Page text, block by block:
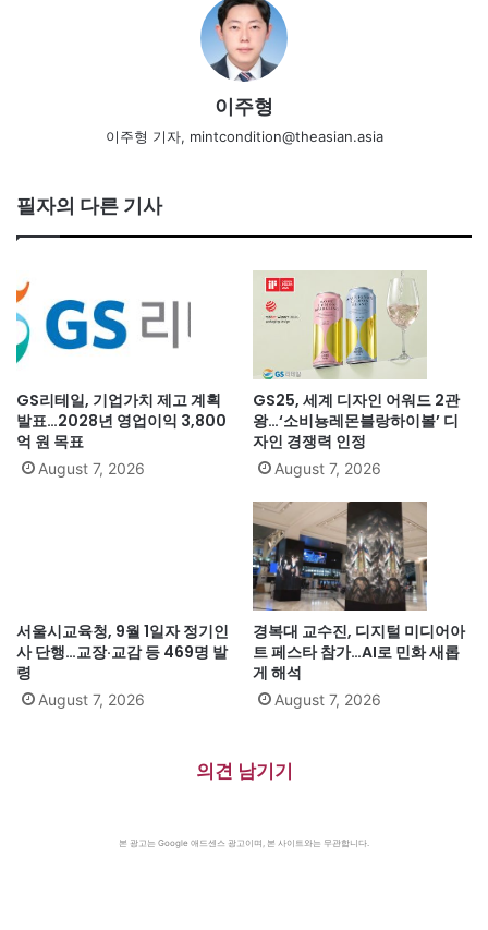
이주형
이주형 기자, mintcondition@theasian.asia
필자의 다른 기사
GS리테일, 기업가치 제고 계획
발표…2028년 영업이익 3,800
억 원 목표
August 7, 2026
GS25, 세계 디자인 어워드 2관
왕…‘소비뇽레몬블랑하이볼’ 디
자인 경쟁력 인정
August 7, 2026
서울시교육청, 9월 1일자 정기인
사 단행…교장·교감 등 469명 발
령
August 7, 2026
경복대 교수진, 디지털 미디어아
트 페스타 참가…AI로 민화 새롭
게 해석
August 7, 2026
의견 남기기
본 광고는 Google 애드센스 광고이며, 본 사이트와는 무관합니다.